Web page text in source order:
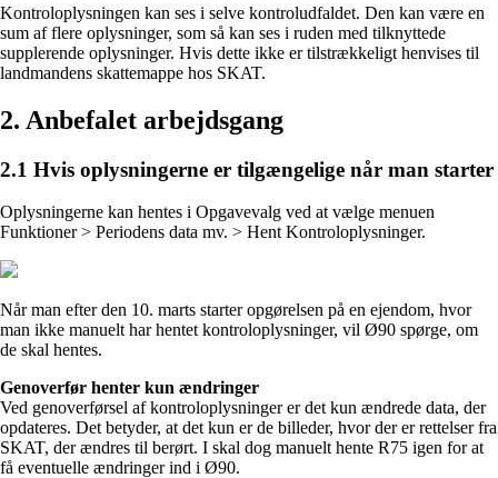
Kontroloplysningen kan ses i selve kontroludfaldet. Den kan være en
sum af flere oplysninger, som så kan ses i ruden med tilknyttede
supplerende oplysninger. Hvis dette ikke er tilstrækkeligt henvises til
landmandens skattemappe hos SKAT.
2. Anbefalet arbejdsgang
2.1 Hvis oplysningerne er tilgængelige når man starter
Oplysningerne kan hentes i Opgavevalg ved at vælge menuen
Funktioner > Periodens data mv. > Hent Kontroloplysninger.
Når man efter den 10. marts starter opgørelsen på en ejendom, hvor
man ikke manuelt har hentet kontroloplysninger, vil Ø90 spørge, om
de skal hentes.
Genoverfør henter kun ændringer
Ved genoverførsel af kontroloplysninger er det kun ændrede data, der
opdateres. Det betyder, at det kun er de billeder, hvor der er rettelser fra
SKAT, der ændres til berørt. I skal dog manuelt hente R75 igen for at
få eventuelle ændringer ind i Ø90.